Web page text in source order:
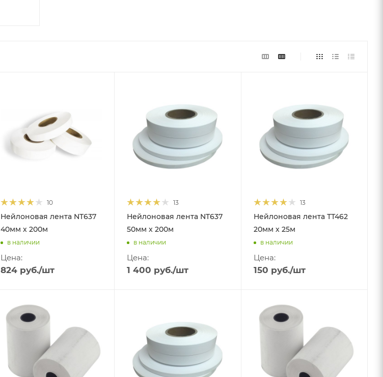
10
Нейлоновая лента NT637
40мм х 200м
в наличии
Цена:
824руб./шт
13
Нейлоновая лента NT637
50мм х 200м
в наличии
Цена:
1 400 руб./шт
13
Нейлоновая лента ТТ462
20мм х 25м
в наличии
Цена:
150 руб./шт